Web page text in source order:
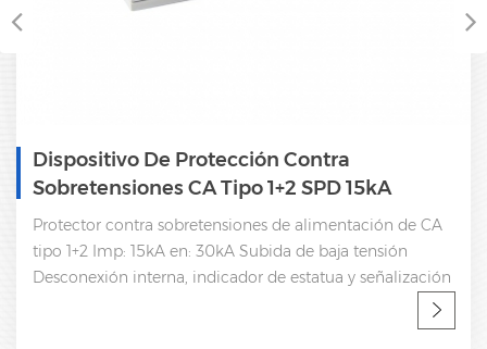
15kA
de CA
tensión
y señalización
Protector Contra
AC SPD 25kA
Protector contra sobretensiones de
tipo 1+2 Imp: 25kA en: 50kA Subida de
Desconexión interna, indicador de